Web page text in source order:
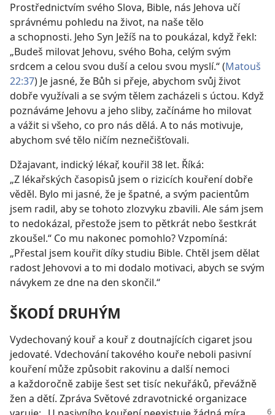
Prostřednictvím svého Slova, Bible, nás Jehova učí
správnému pohledu na život, na naše tělo
a schopnosti. Jeho Syn Ježíš na to poukázal, když řekl:
„Budeš milovat Jehovu, svého Boha, celým svým
srdcem a celou svou duší a celou svou myslí.“ (Matouš
22:37) Je jasné, že Bůh si přeje, abychom svůj život
dobře využívali a se svým tělem zacházeli s úctou. Když
poznáváme Jehovu a jeho sliby, začínáme ho milovat
a vážit si všeho, co pro nás dělá. A to nás motivuje,
abychom své tělo ničím neznečišťovali.
Džajavant, indický lékař, kouřil 38 let. Říká:
„Z lékařských časopisů jsem o rizicích kouření dobře
věděl. Bylo mi jasné, že je špatné, a svým pacientům
jsem radil, aby se tohoto zlozvyku zbavili. Ale sám jsem
to nedokázal, přestože jsem to pětkrát nebo šestkrát
zkoušel.“ Co mu nakonec pomohlo? Vzpomíná:
„Přestal jsem kouřit díky studiu Bible. Chtěl jsem dělat
radost Jehovovi a to mi dodalo motivaci, abych se svým
návykem ze dne na den skončil.“
ŠKODÍ DRUHÝM
Vydechovaný kouř a kouř z doutnajících cigaret jsou
jedovaté. Vdechování takového kouře neboli pasivní
kouření může způsobit rakovinu a další nemoci
a každoročně zabije šest set tisíc nekuřáků, převážně
žen a dětí. Zpráva Světové zdravotnické organizace